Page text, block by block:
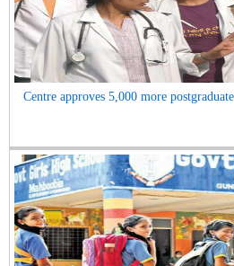
Centre approves 5,000 more